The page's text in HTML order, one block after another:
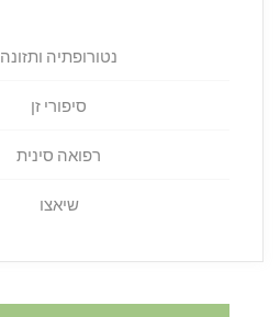
נטורופתיה ותזונה
סיפורי זן
רפואה סינית
שיאצו